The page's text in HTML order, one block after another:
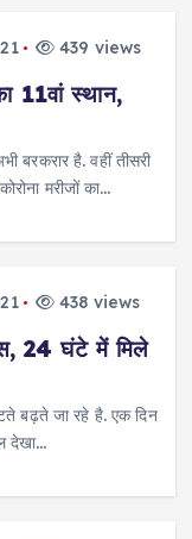
439 views
11वां स्थान,
बरकरार है. वहीं तीसरी
मरीजों का…
438 views
24 घंटे में मिले
बढ़ते जा रहे है. एक दिन
देखा…